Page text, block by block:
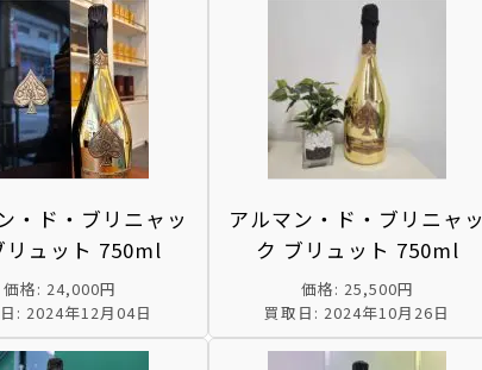
・ド・ブリニャッ
リュット 750ml
価格: 24,000円
: 2024年12月04日
アルマン・ド・ブリニャッ
ク ブリュット 750ml
価格: 25,500円
買取日: 2024年10月26日